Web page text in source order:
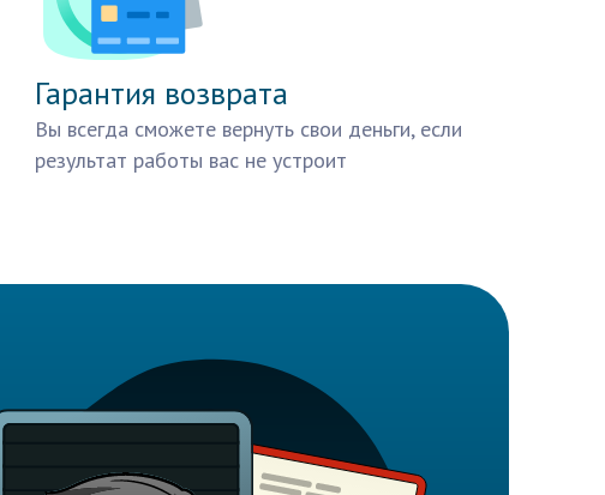
Гарантия возврата
Вы всегда сможете вернуть свои деньги, если
результат работы вас не устроит